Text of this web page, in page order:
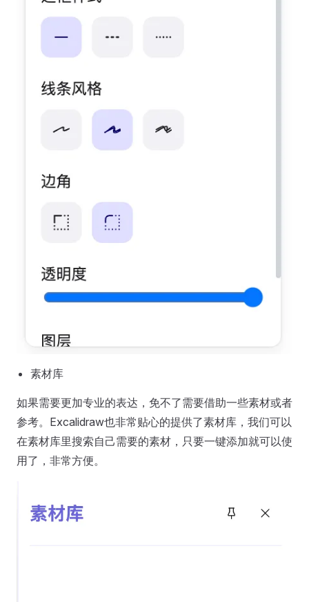
素材库
如果需要更加专业的表达，免不了需要借助一些素材或者
参考。Excalidraw也非常贴心的提供了素材库，我们可以
在素材库里搜索自己需要的素材，只要一键添加就可以使
用了，非常方便。